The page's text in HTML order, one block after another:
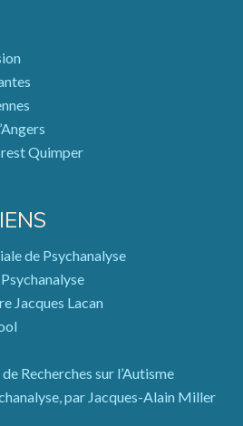
Quimper
de Psychanalyse
Jacques Lacan
Recherches sur l’Autisme
par Jacques-Alain Miller